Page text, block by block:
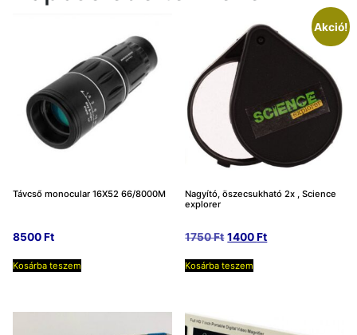
Távcső monocular 16X52 66/8000M
8500Ft
Kosárba teszem
Akció!
Nagyító, öszecsukható 2x , Science
explorer
1750Ft Original
was:
1400FtCurrent
Kosárba teszem